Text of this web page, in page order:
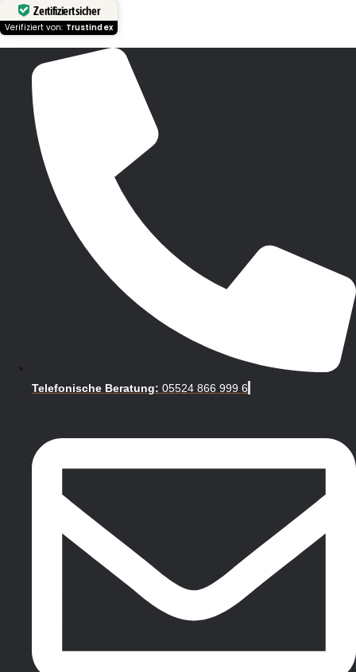
Zertifiziert sicher
Verifiziert von: Trustindex
Telefonische Beratung: 05524 866 999 6